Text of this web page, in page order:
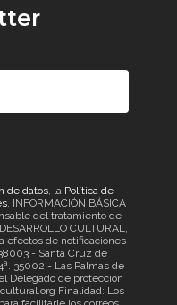
de datos, la Política de
. INFORMACIÓN BÁSICA
del tratamiento de
CULTURAL,
efectos de notificaciones
- Santa Cruz de
35002 - Las Palmas de
Delegado de protección
Finalidad: Los